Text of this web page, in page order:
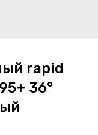
rapid
36°